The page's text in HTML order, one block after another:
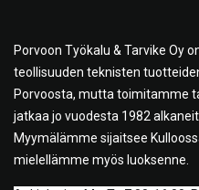
Porvoon Työkalu & Tarvike Oy
teollisuuden teknisten
Porvoosta, mutta toimitamme
jatkaa jo vuodesta 1982
Myymälämme sijaitsee
mielellämme myös luoksenne.